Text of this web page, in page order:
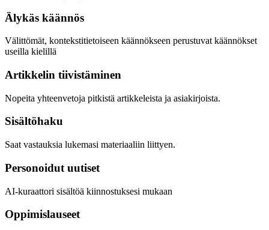
Älykäs käännös
Välittömät, kontekstitietoiseen käännökseen perustuvat käännökset
useilla kielillä
Artikkelin tiivistäminen
Nopeita yhteenvetoja pitkistä artikkeleista ja asiakirjoista.
Sisältöhaku
Saat vastauksia lukemasi materiaaliin liittyen.
Personoidut uutiset
AI-kuraattori sisältöä kiinnostuksesi mukaan
Oppimislauseet